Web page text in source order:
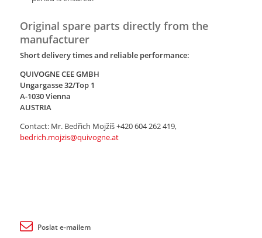
Original spare parts directly from the
manufacturer
Short delivery times and reliable performance:
QUIVOGNE CEE GMBH
Ungargasse 32/Top 1
A-1030 Vienna
AUSTRIA
Contact: Mr. Bedřich Mojžíš +420 604 262 419,
bedrich.mojzis@quivogne.at
Poslat e-mailem